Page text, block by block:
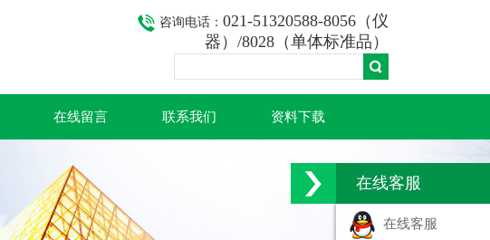
咨询电话： 021-51320588-8056（仪
器）/8028（单体标准品）
在线留言 联系我们 资料下载
在线客服
在线客服